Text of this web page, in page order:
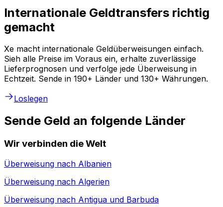
Internationale Geldtransfers richtig
gemacht
Xe macht internationale Geldüberweisungen einfach.
Sieh alle Preise im Voraus ein, erhalte zuverlässige
Lieferprognosen und verfolge jede Überweisung in
Echtzeit. Sende in 190+ Länder und 130+ Währungen.
Loslegen
Sende Geld an folgende Länder
Wir verbinden die Welt
Überweisung nach Albanien
Überweisung nach Algerien
Überweisung nach Antigua und Barbuda